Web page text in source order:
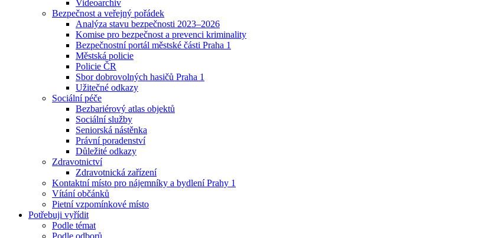
Videoarchiv
Bezpečnost a veřejný pořádek
Analýza stavu bezpečnosti 2023–2026
Komise pro bezpečnost a prevenci kriminality
Bezpečnostní portál městské části Praha 1
Městská policie
Policie ČR
Sbor dobrovolných hasičů Praha 1
Užitečné odkazy
Sociální péče
Bezbariérový atlas objektů
Sociální služby
Seniorská nástěnka
Právní poradenství
Důležité odkazy
Zdravotnictví
Zdravotnická zařízení
Kontaktní místo pro nájemníky a bydlení Prahy 1
Vítání občánků
Pietní vzpomínkové místo
Potřebuji vyřídit
Podle témat